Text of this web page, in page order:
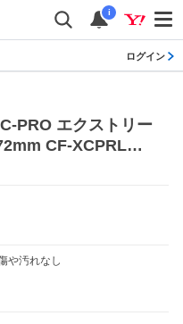
i
ログイン
PRO エクストリー
CF-XCPRLG7
や汚れなし